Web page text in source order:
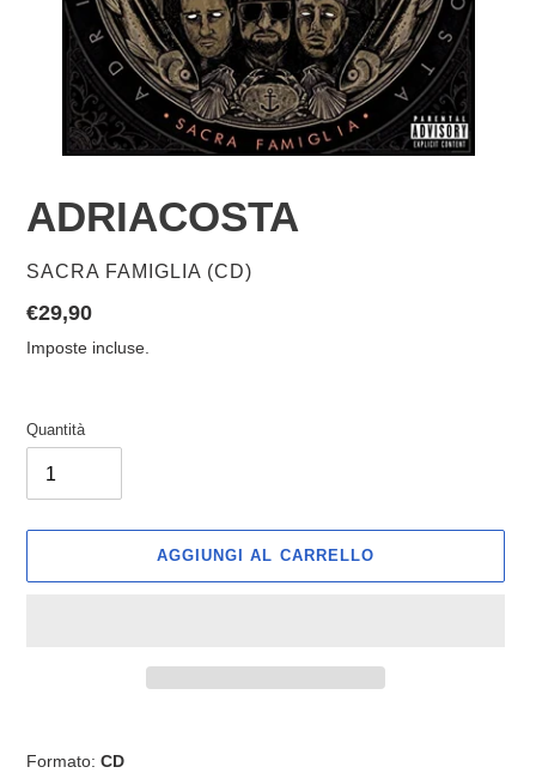
ADRIACOSTA
VENDITORE
SACRA FAMIGLIA (CD)
Prezzo
di
€29,90
Imposte incluse.
Quantità
AGGIUNGI AL CARRELLO
Formato: CD